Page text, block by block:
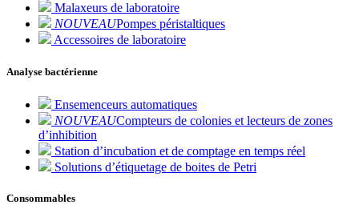
Malaxeurs de laboratoire
NOUVEAUPompes péristaltiques
Accessoires de laboratoire
Analyse bactérienne
Ensemenceurs automatiques
NOUVEAUCompteurs de colonies et lecteurs de zones
d’inhibition
Station d’incubation et de comptage en temps réel
Solutions d’étiquetage de boites de Petri
Consommables